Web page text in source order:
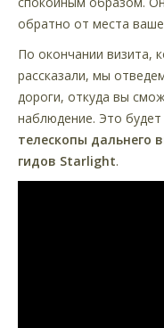
обратно от места
По окончании визита,
рассказали, мы
дороги, откуда вы
наблюдение. Это
телескопы
гидов Starlight.